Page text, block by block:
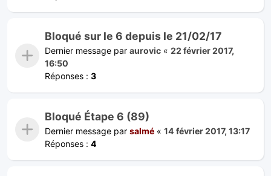
Bloqué sur le 6 depuis le 21/02/17
Dernier message par aurovic « 22 février 2017,
16:50
Réponses : 3
Bloqué Étape 6 (89)
Dernier message par salmé « 14 février 2017, 13:17
Réponses : 4